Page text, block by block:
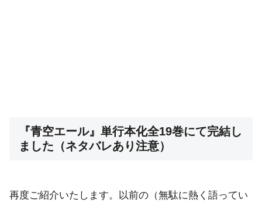
『青空エール』単行本化全19巻にて完結し
ました（ネタバレあり注意）
再度ご紹介いたします。以前の（無駄に熱く語ってい